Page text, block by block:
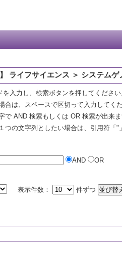
】 ライフサイエンス ＞ システムゲ
入力し、検索ボタンを押してくださ
は、スペースで区切って入力してくだ
AND 検索もしくは OR 検索が出来ま
の文字列としたい場合は、引用符「"
AND OR
表示件数： 件ずつ